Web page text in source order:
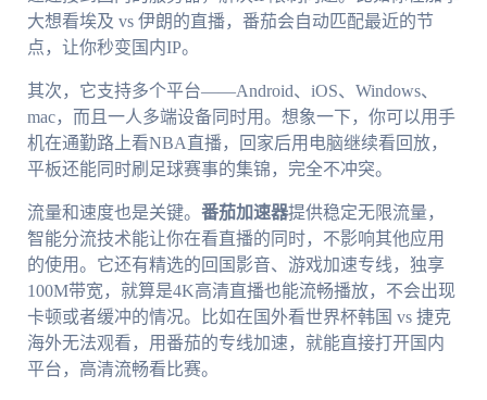
大想看埃及 vs 伊朗的直播，番茄会自动匹配最近的节
点，让你秒变国内IP。
其次，它支持多个平台——Android、iOS、Windows、
mac，而且一人多端设备同时用。想象一下，你可以用手
机在通勤路上看NBA直播，回家后用电脑继续看回放，
平板还能同时刷足球赛事的集锦，完全不冲突。
流量和速度也是关键。 番茄加速器提供稳定无限流量，
智能分流技术能让你在看直播的同时，不影响其他应用
的使用。它还有精选的回国影音、游戏加速专线，独享
100M带宽，就算是4K高清直播也能流畅播放，不会出现
卡顿或者缓冲的情况。比如在国外看世界杯韩国 vs 捷克
海外无法观看，用番茄的专线加速，就能直接打开国内
平台，高清流畅看比赛。